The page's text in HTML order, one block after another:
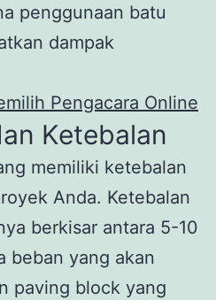
penggunaan batu
dampak
Pengacara Online
Ketebalan
memiliki ketebalan
Anda. Ketebalan
berkisar antara 5-10
beban yang akan
paving block yang